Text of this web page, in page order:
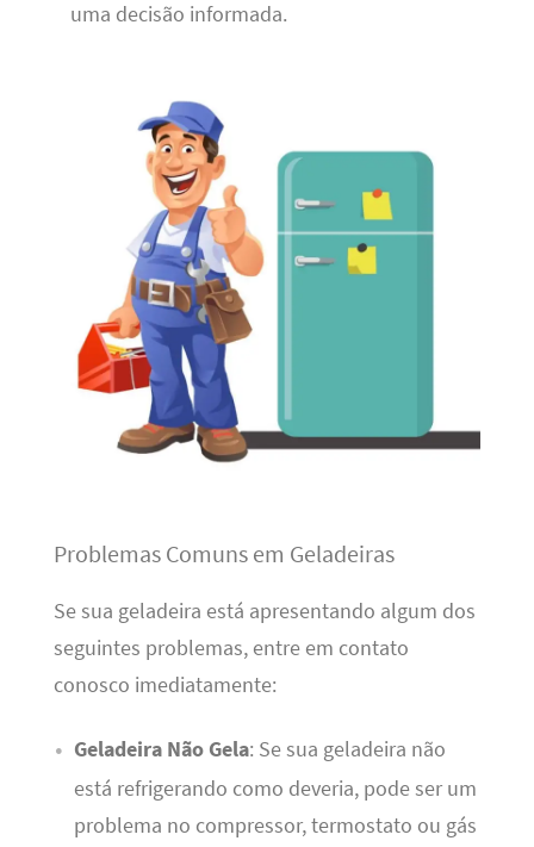
uma decisão informada.
Problemas Comuns em Geladeiras
Se sua geladeira está apresentando algum dos
seguintes problemas, entre em contato
conosco imediatamente:
Geladeira Não Gela: Se sua geladeira não
está refrigerando como deveria, pode ser um
problema no compressor, termostato ou gás